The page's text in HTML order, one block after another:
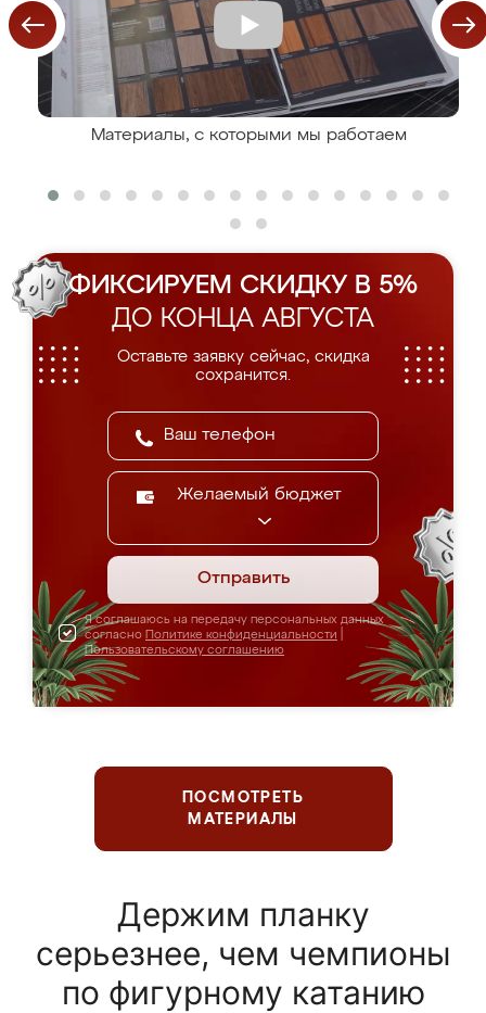
Материалы, с которыми мы работаем
ФИКСИРУЕМ СКИДКУ В 5%
ДО КОНЦА АВГУСТА
Оставьте заявку сейчас, скидка
сохранится.
Желаемый бюджет
Отправить
Я соглашаюсь на передачу персональных данных
согласно Политике конфиденциальности
Пользовательскому соглашению
ПОСМОТРЕТЬ
МАТЕРИАЛЫ
Держим планку
серьезнее, чем чемпионы
по фигурному катанию